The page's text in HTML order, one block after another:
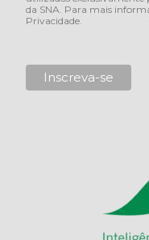
da SNA. Para mais
Privacidade